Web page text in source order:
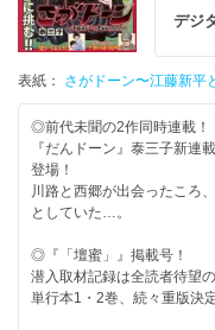
デジ
表紙： さがドーン〜江藤新平
◎前代未聞の2作同時連載！
『だんドーン』泰三子新連
登場！
川路と西郷が出会ったころ
としていた…。
◎『「壇蜜」』掲載号！
潜入取材記録は全読者待望
単行本1・2巻、続々重版決